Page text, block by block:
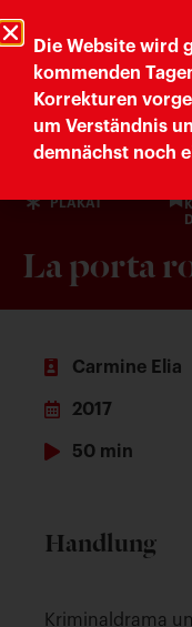
PLAKAT
La porta
Carmine Elia
2017
50 min
Handlung
Kriminaldrama
Die Website wird
kommenden
Korrekturen
um Verständnis
demnächst noch